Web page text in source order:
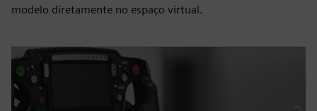
modelo diretamente no espaço virtual.